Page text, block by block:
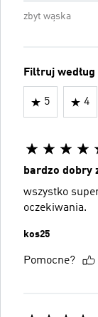
zbyt wąska
Filtruj
5 4
bardzo dobry
wszystko
oczekiwania.
kos25
Pomocne?